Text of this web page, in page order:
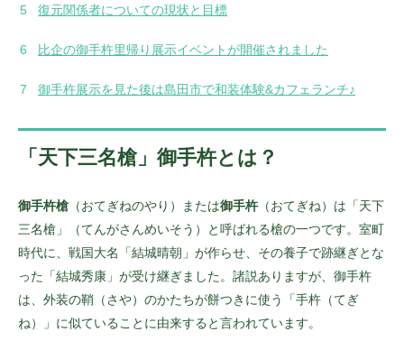
復元関係者についての現状と目標
比企の御手杵里帰り展示イベントが開催されました
御手杵展示を見た後は島田市で和装体験&カフェランチ♪
「天下三名槍」御手杵とは？
御手杵槍 （おてぎねのやり）または御手杵（おてぎね）は「天下
三名槍」（てんがさんめいそう）と呼ばれる槍の一つです。室町
時代に、戦国大名「結城晴朝」が作らせ、その養子で跡継ぎとな
った「結城秀康」が受け継ぎました。諸説ありますが、御手杵
は、外装の鞘（さや）のかたちが餅つきに使う「手杵（てぎ
ね）」に似ていることに由来すると言われています。